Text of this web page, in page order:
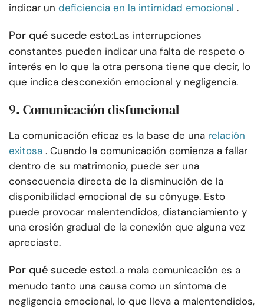
indicar un deficiencia en la intimidad emocional .
Por qué sucede esto:Las interrupciones
constantes pueden indicar una falta de respeto o
interés en lo que la otra persona tiene que decir, lo
que indica desconexión emocional y negligencia.
9. Comunicación disfuncional
La comunicación eficaz es la base de una relación
exitosa . Cuando la comunicación comienza a fallar
dentro de su matrimonio, puede ser una
consecuencia directa de la disminución de la
disponibilidad emocional de su cónyuge. Esto
puede provocar malentendidos, distanciamiento y
una erosión gradual de la conexión que alguna vez
apreciaste.
Por qué sucede esto:La mala comunicación es a
menudo tanto una causa como un síntoma de
negligencia emocional, lo que lleva a malentendidos,